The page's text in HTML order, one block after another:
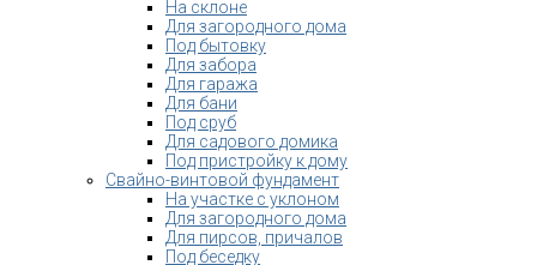
На склоне
Для загородного дома
Под бытовку
Для забора
Для гаража
Для бани
Под сруб
Для садового домика
Под пристройку к дому
Свайно-винтовой фундамент
На участке с уклоном
Для загородного дома
Для пирсов, причалов
Под беседку